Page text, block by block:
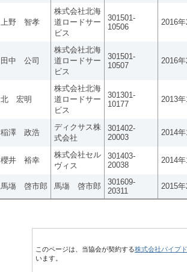
上野 智孝
株式会社北海
道ロードサー
ビス
301501-
10506
2016
田中 公司
株式会社北海
道ロードサー
ビス
301501-
10507
2016
北 宏明
株式会社北海
道ロードサー
ビス
301301-
10177
2013
稲澤 政浩
ディクサス株
式会社
301402-
20003
2014
櫻井 裕幸
株式会社セル
ヴィス
301403-
20038
2014
馬塲 啓市郎 馬塲 啓市郎
301609-
20311
2015
このページは、当協会が契約する株式会社パイプ
います。